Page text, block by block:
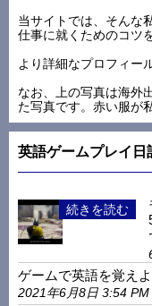
当サイトでは、そんな
仕事に就くためのコツ
より詳細なプロフィー
なお、上の写真は海外
た写真です。赤い服が
英語ゲームプレイ日
ゲームで英語を覚え
2021年6月8日 3:54 PM